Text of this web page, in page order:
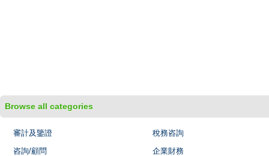
Browse all categories
審計及鑒證
稅務咨詢
咨詢/顧問
企業財務